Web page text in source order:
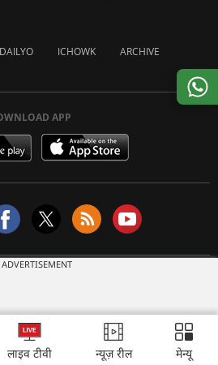
DAILYO ICHOWK ARCHIVE
APP
ADVERTISEMENT
लाइव टीवी न्यूज़ रील मेन्यू